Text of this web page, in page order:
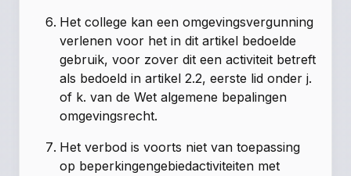
Het college kan een omgevingsvergunning
verlenen voor het in dit artikel bedoelde
gebruik, voor zover dit een activiteit betreft
als bedoeld in artikel 2.2, eerste lid onder j.
of k. van de Wet algemene bepalingen
omgevingsrecht.
Het verbod is voorts niet van toepassing
op beperkingengebiedactiviteiten met